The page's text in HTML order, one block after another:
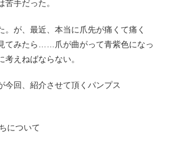
手だった。
。が、最近、本当に爪先が痛くて痛く
てみたら……爪が曲がって青紫色になっ
えねばならない。
今回、紹介させて頂くパンプス
について